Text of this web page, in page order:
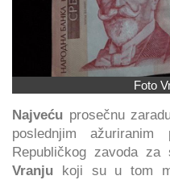
Foto
Najveću prosečnu
poslednjim
Republičkog zavoda za
Vranju koji su u tom